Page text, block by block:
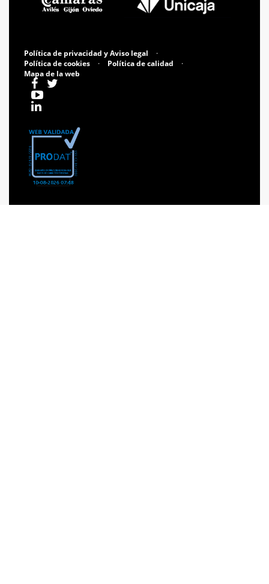
Política de privacidad y Aviso legal
·
Política de cookies
· Política de calidad
·
Mapa de la web